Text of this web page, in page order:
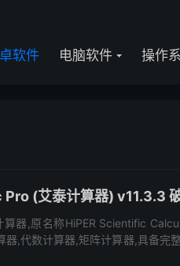
软件 电脑软件 操作
(艾泰计算器) v11.3.3
器,原名称HiPER Scientific
,代数计算器,矩阵计算器,具备完